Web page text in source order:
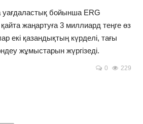
уағдаластық бойынша ERG
жаңартуға 3 миллиард теңге өз
екі қазандықтың күрделі, тағы
жұмыстарын жүргізеді.
0 229